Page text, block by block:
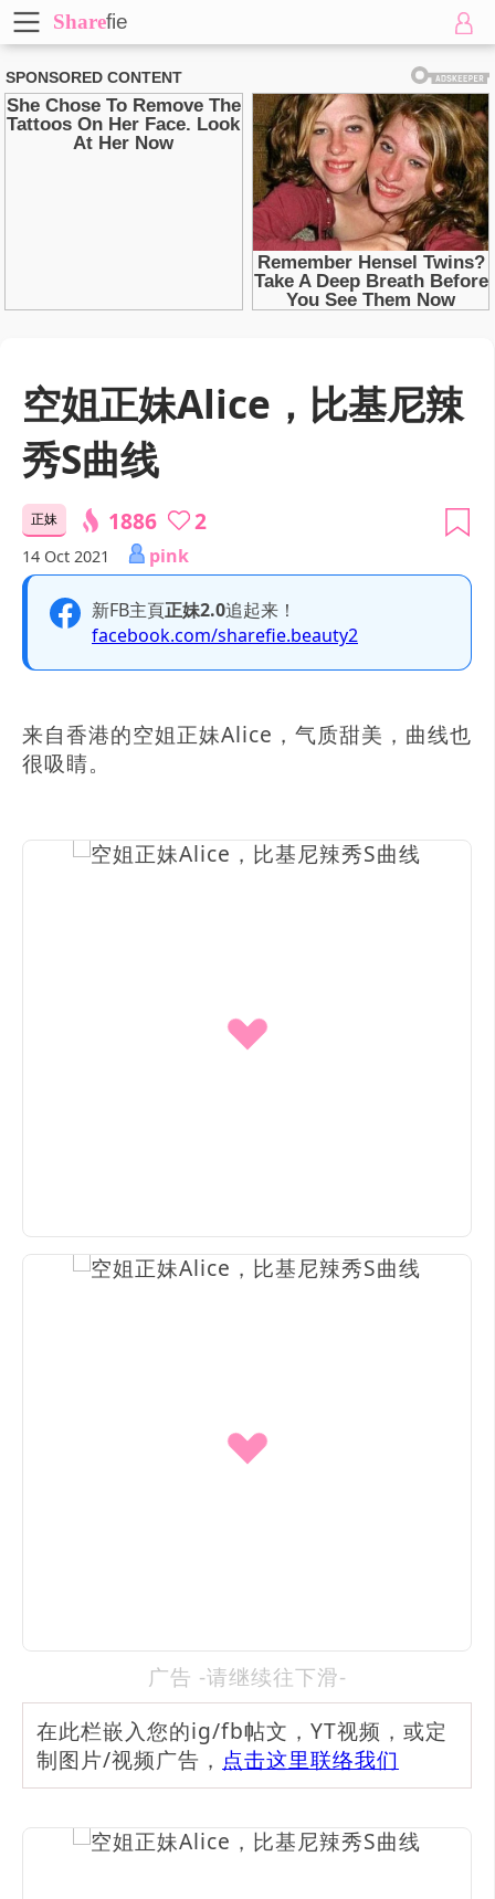
Sharefie
空姐正妹Alice，比基尼辣
秀S曲线
正妹 1886 2
14 Oct 2021 pink
新FB主頁正妹2.0追起来！
facebook.com/sharefie.beauty2
来自香港的空姐正妹Alice，气质甜美，曲线也
很吸睛。
广告 -请继续往下滑-
在此栏嵌入您的ig/fb帖文，YT视频，或定
制图片/视频广告， 点击这里联络我们